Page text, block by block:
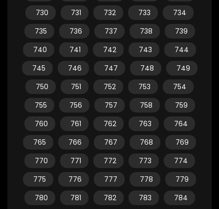
730
731 732 733
734
735
736 737 738
739
740
741 742 743
744
745
746 747 748
749
750
751 752 753
754
755
756 757 758
759
760
761 762 763
764
765
766 767 768
769
770
771 772 773
774
775
776 777 778
779
780
781 782 783
784